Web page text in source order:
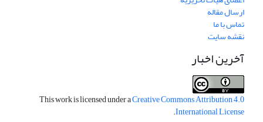
ارسال مقاله
تماس با ما
نقشه سایت
آخرین اخبار
This work is licensed under aCreative Commons Attribution 4.0
International License
.